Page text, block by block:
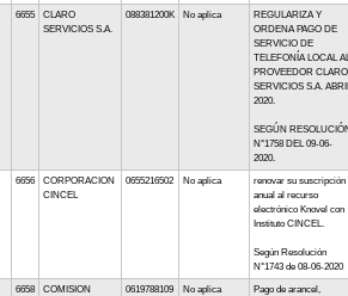
6655
CLARO
SERVICIOS S.A.
088381200K No aplica
REGULARIZA Y
ORDENA PAGO DE
SERVICIO DE
TELEFONÍA LOCAL
PROVEEDOR CLARO
SERVICIOS S.A.
2020.
SEGÚN
N°1758 DEL 09-06-
2020.
6656
CORPORACION
CINCEL
0655216502 No aplica
renovar su suscripción
anual al recurso
electrónico Knovel con
Instituto CINCEL.
Según Resolución
N°1743 de 08-06-2020
6658
COMISION
0619788109 No aplica
Pago de arancel,